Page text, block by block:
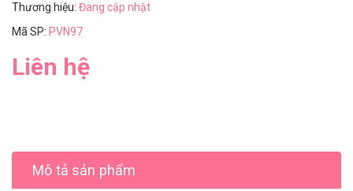
Thương hiệu: Đang cập nhật
Mã SP: PVN97
Liên hệ
Mô tả sản phẩm